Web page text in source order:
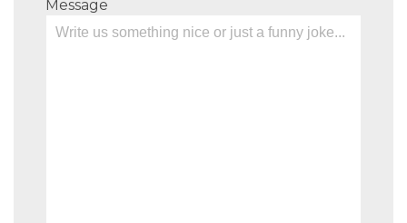
Message